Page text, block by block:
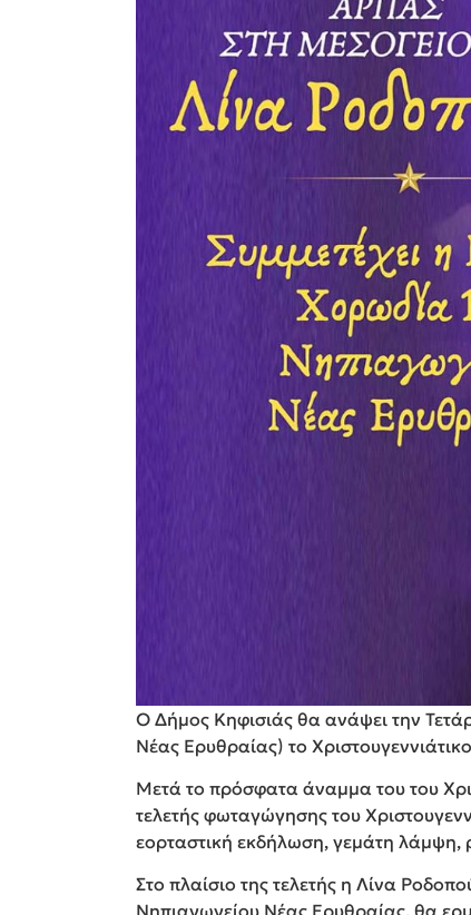
Ο Δήμος Κηφισιάς θα ανάψει την
Νέας Ερυθραίας) το
Μετά το πρόσφατα άναμμα του του
τελετής φωταγώγησης του
εορταστική εκδήλωση, γεμάτη λάμψη,
Στο πλαίσιο της τελετής η Λίνα